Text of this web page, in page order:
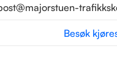
Besøk